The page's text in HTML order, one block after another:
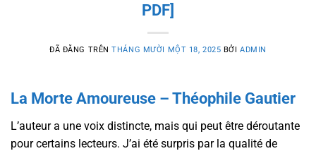
PDF]
ĐÃ ĐĂNG TRÊNTHÁNG MƯỜI MỘT 18, 2025 BỞIADMIN
La Morte Amoureuse – Théophile Gautier
L’auteur a une voix distincte, mais qui peut être déroutante
pour certains lecteurs. J’ai été surpris par la qualité de